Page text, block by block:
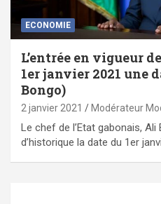
ECONOMIE
L’entrée en vigueur
1er janvier 2021 une
Bongo)
2 janvier 2021 Modérateur
Le chef de l’Etat gabonais,
d’historique la date du 1er